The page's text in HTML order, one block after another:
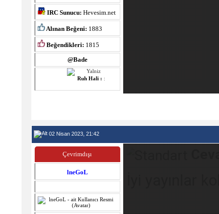
IRC Sunucu: Hevesim.net
Alınan Beğeni: 1883
Beğendikleri: 1815
@Bade
Ruh Hali : :
02 Nisan 2023, 21:42
Çevrimdışı
lneGoL İyi yayınlar